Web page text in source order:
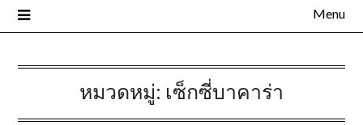
Menu
หมวดหมู่: เซ็กซี่บาคาร่า